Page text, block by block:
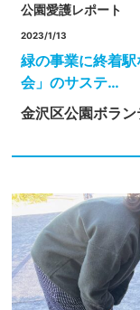
公園愛護レポート
2023/1/13
緑の事業に終着
会」のサステ…
金沢区公園ボラン